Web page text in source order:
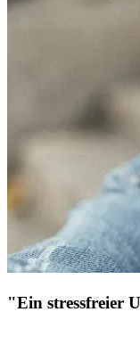
"Ein stressfreier